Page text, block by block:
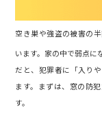
空き巣や強盗の被害の
います。 家の中で弱点に
だと、 犯罪者に「入り
ます。
まずは、窓の防
す。